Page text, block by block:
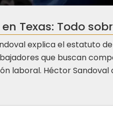
Texas: Todo
explica el estatuto
que buscan
laboral. Héctor